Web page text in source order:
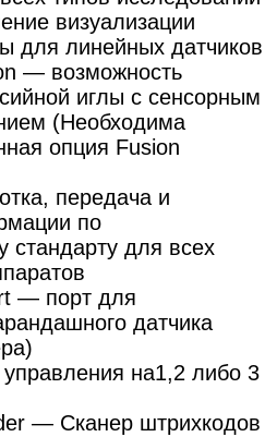
визуализации
для линейных датчиков
— возможность
иглы с сенсорным
(Необходима
опция Fusion
передача и
по
стандарту для всех
— порт для
датчика
на1,2 либо 3
— Сканер штрихкодов